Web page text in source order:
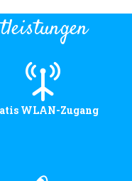
WLAN-Zugang